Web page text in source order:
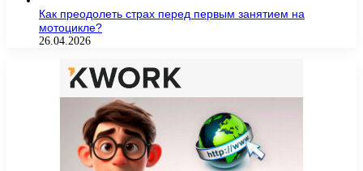
Как преодолеть страх перед первым занятием на
мотоцикле?
26.04.2026